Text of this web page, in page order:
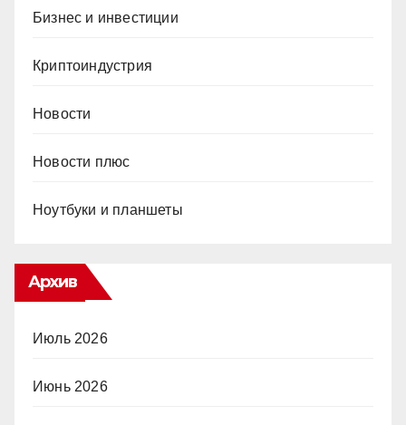
Бизнес и инвестиции
Криптоиндустрия
Новости
Новости плюс
Ноутбуки и планшеты
Архив
Июль 2026
Июнь 2026